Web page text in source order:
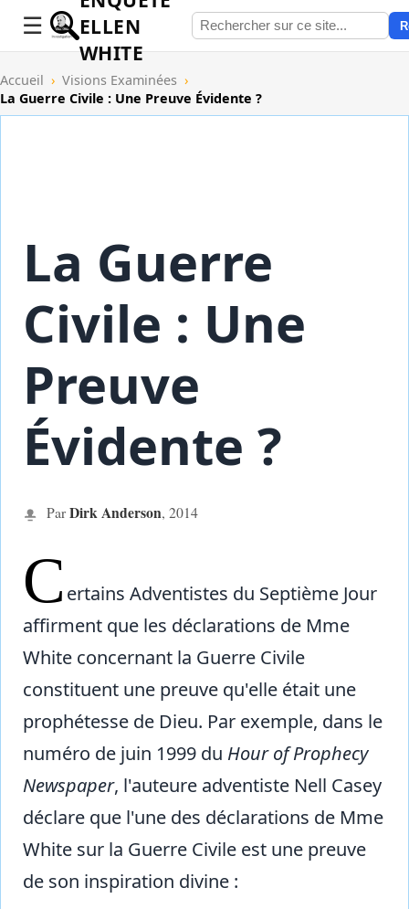
ELLEN
WHITE
Accueil › Visions Examinées ›
La Guerre Civile : Une Preuve Évidente ?
La Guerre
Civile : Une
Preuve
Évidente ?
ParDirk Anderson, 2014
C ertains Adventistes du Septième Jour
affirment que les déclarations de Mme
White concernant la Guerre Civile
constituent une preuve qu'elle était une
prophétesse de Dieu. Par exemple, dans le
numéro de juin 1999 du Hour of Prophecy
Newspaper, l'auteure adventiste Nell Casey
déclare que l'une des déclarations de Mme
White sur la Guerre Civile est une preuve
de son inspiration divine :